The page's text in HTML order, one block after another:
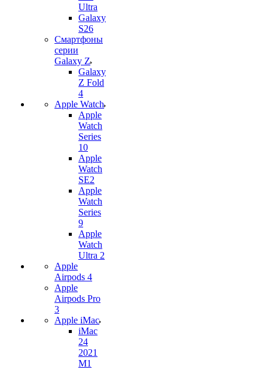
Ultra
Galaxy
S26
Смартфоны
серии
Galaxy Z
Galaxy
Z Fold
4
Apple Watch
Apple
Watch
Series
10
Apple
Watch
SE2
Apple
Watch
Series
9
Apple
Watch
Ultra 2
Apple
Airpods 4
Apple
Airpods Pro
3
Apple iMac
iMac
24
2021
M1